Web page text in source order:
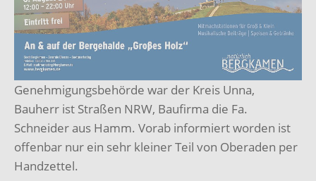
Genehmigungsbehörde war der Kreis Unna,
Bauherr ist Straßen NRW, Baufirma die Fa.
Schneider aus Hamm. Vorab informiert worden ist
offenbar nur ein sehr kleiner Teil von Oberaden per
Handzettel.